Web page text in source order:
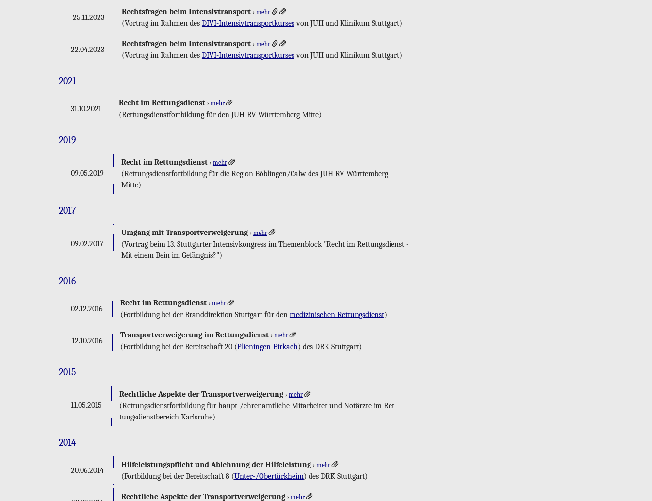
25.11.2023
Rechts­fra­gen beim In­ten­siv­trans­port › mehr
(Vor­trag im Rah­men des DI­VI-In­ten­siv­trans­port­kur­sesvon JUH und Kli­ni­kum Stutt­gart)
22.04.2023
Rechts­fra­gen beim In­ten­siv­trans­port › mehr
(Vor­trag im Rah­men des DI­VI-In­ten­siv­trans­port­kur­sesvon JUH und Kli­ni­kum Stutt­gart)
2021
31.10.2021
Recht im Ret­tungs­dienst › mehr
(Ret­tungs­dienst­fort­bil­dung für den JUH-RV Würt­tem­berg Mitte)
2019
09.05.2019
Recht im Ret­tungs­dienst › mehr
(Ret­tungs­dienst­fort­bil­dung für die Re­gi­on Böb­lin­gen/Calw des JUH RV Würt­tem­berg
Mitte)
2017
09.02.2017
Um­gang mit Trans­port­ver­wei­ge­rung › mehr
(Vor­trag beim 13. Stutt­gar­ter In­ten­siv­kon­gress im The­men­block "Recht im Ret­tungs­dienst -
Mit einem Bein im Ge­fäng­nis?")
2016
02.12.2016
Recht im Ret­tungs­dienst › mehr
(Fort­bil­dung bei der Brand­di­rek­ti­on Stutt­gart für den me­di­zi­ni­schen Ret­tungs­dienst)
12.10.2016
Trans­port­ver­wei­ge­rung im Ret­tungs­dienst › mehr
(Fort­bil­dung bei der Be­reit­schaft 20 (Pli­e­nin­gen-Bir­kach) des DRK Stutt­gart)
2015
11.05.2015
Recht­li­che As­pek­te der Trans­port­ver­wei­ge­rung › mehr
(Ret­tungs­dienst­fort­bil­dung für haupt-/eh­ren­amt­li­che Mit­ar­bei­ter und Not­ärz­te im Ret­
tungs­dienst­be­reich Karls­ru­he)
2014
20.06.2014
Hil­fe­leis­tungs­pflicht und Ab­leh­nung der Hil­fe­leis­tung › mehr
(Fort­bil­dung bei der Be­reit­schaft 8 (Un­ter-/Ober­türk­heim) des DRK Stutt­gart)
Recht­li­che As­pek­te der Trans­port­ver­wei­ge­rung › mehr